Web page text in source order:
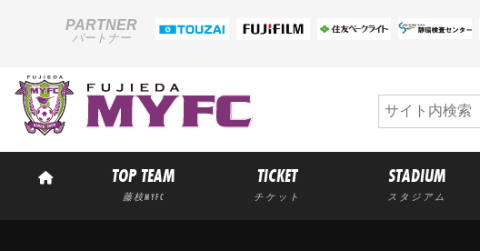
PARTNER
パートナー
TOP TEAM
藤枝MYFC
TICKET
チケット
STADIUM
スタジアム